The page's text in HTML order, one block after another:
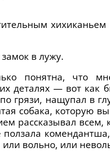
в лужу.
понятна, что
деталях — вот как
грязи, нащупал в
собака, которую
рассказывал всем,
ползала
вольно, или